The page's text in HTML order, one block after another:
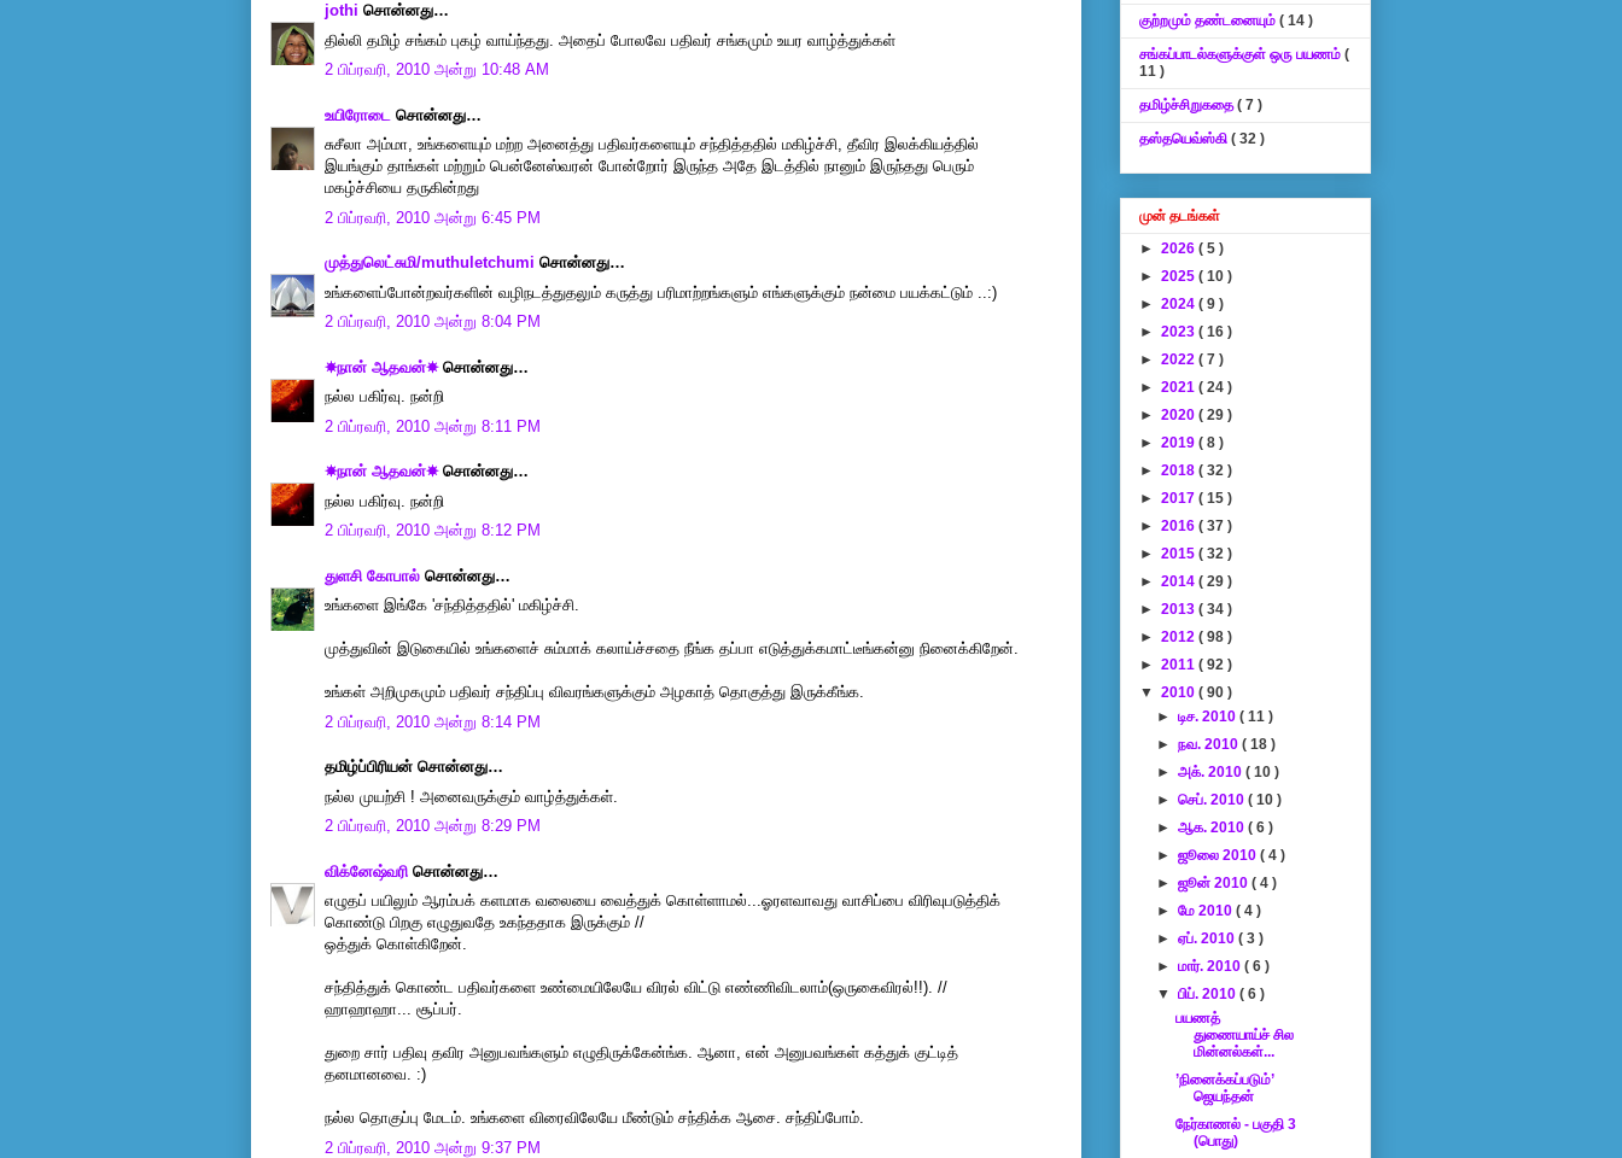
jothi சொன்னது…
தில்லி தமிழ் சங்கம் புகழ் வாய்ந்தது. அதைப் போலவே பதிவர் சங்கமும் உயர வாழ்த்துக்கள்
2 பிப்ரவரி, 2010 அன்று 10:48 AM
உயிரோடை சொன்னது…
சுசீலா அம்மா, உங்க‌ளையும் ம‌ற்ற‌ அனைத்து ப‌திவ‌ர்க‌ளையும் ச‌ந்தித்த‌தில் ம‌கிழ்ச்சி, தீவிர‌ இல‌க்கிய‌த்தில்
இய‌ங்கும் தாங்க‌ள் ம‌ற்றும் பென்னேஸ்வ‌ர‌ன் போன்றோர் இருந்த‌ அதே இட‌த்தில் நானும் இருந்த‌து பெரும்
ம‌க‌ழ்ச்சியை த‌ருகின்ற‌து
2 பிப்ரவரி, 2010 அன்று 6:45 PM
முத்துலெட்சுமி/muthuletchumi சொன்னது…
உங்களைப்போன்றவர்களின் வழிநடத்துதலும் கருத்து பரிமாற்றங்களும் எங்களுக்கும் நன்மை பயக்கட்டும் ..:)
2 பிப்ரவரி, 2010 அன்று 8:04 PM
☀நான் ஆதவன்☀ சொன்னது…
நல்ல பகிர்வு. நன்றி
2 பிப்ரவரி, 2010 அன்று 8:11 PM
☀நான் ஆதவன்☀ சொன்னது…
நல்ல பகிர்வு. நன்றி
2 பிப்ரவரி, 2010 அன்று 8:12 PM
துளசி கோபால் சொன்னது…
உங்களை இங்கே 'சந்தித்ததில்' மகிழ்ச்சி.
முத்துவின் இடுகையில் உங்களைச் சும்மாக் கலாய்ச்சதை நீங்க தப்பா எடுத்துக்கமாட்டீங்கன்னு நினைக்கிறேன்.
உங்கள் அறிமுகமும் பதிவர் சந்திப்பு விவரங்களுக்கும் அழகாத் தொகுத்து இருக்கீங்க.
2 பிப்ரவரி, 2010 அன்று 8:14 PM
தமிழ்ப்பிரியன் சொன்னது…
நல்ல முயற்சி ! அனைவருக்கும் வாழ்த்துக்கள்.
2 பிப்ரவரி, 2010 அன்று 8:29 PM
விக்னேஷ்வரி சொன்னது…
எழுதப் பயிலும் ஆரம்பக் களமாக வலையை வைத்துக் கொள்ளாமல்...ஓரளவாவது வாசிப்பை விரிவுபடுத்திக்
கொண்டு பிறகு எழுதுவதே உகந்ததாக இருக்கும் //
ஒத்துக் கொள்கிறேன்.
சந்தித்துக் கொண்ட பதிவர்களை உண்மையிலேயே விரல் விட்டு எண்ணிவிடலாம்(ஒருகைவிரல்!!). //
ஹாஹாஹா... சூப்பர்.
துறை சார் பதிவு தவிர அனுபவங்களும் எழுதிருக்கேன்ங்க. ஆனா, என் அனுபவங்கள் கத்துக் குட்டித்
தனமானவை. :)
நல்ல தொகுப்பு மேடம். உங்களை விரைவிலேயே மீண்டும் சந்திக்க ஆசை. சந்திப்போம்.
2 பிப்ரவரி, 2010 அன்று 9:37 PM
குற்றமும் தண்டனையும் ( 14 )
சங்கப்பாடல்களுக்குள் ஒரு பயணம் (
11 )
தமிழ்ச்சிறுகதை( 7 )
தஸ்தயெவ்ஸ்கி ( 32 )
முன் தடங்கள்
► 2026 ( 5 )
► 2025 ( 10 )
► 2024 ( 9 )
► 2023 ( 16 )
► 2022 ( 7 )
► 2021 ( 24 )
► 2020 ( 29 )
► 2019 ( 8 )
► 2018 ( 32 )
► 2017 ( 15 )
► 2016 ( 37 )
► 2015 ( 32 )
► 2014 ( 29 )
► 2013 ( 34 )
► 2012 ( 98 )
► 2011 ( 92 )
▼ 2010 ( 90 )
►டிச. 2010( 11 )
►நவ. 2010( 18 )
►அக். 2010( 10 )
►செப். 2010( 10 )
►ஆக. 2010( 6 )
►ஜூலை 2010( 4 )
►ஜூன் 2010( 4 )
►மே 2010( 4 )
►ஏப். 2010( 3 )
►மார். 2010( 6 )
▼பிப். 2010( 6 )
பயணத்
துணையாய்ச் சில
மின்னல்கள்...
’நினைக்கப்படும்’
ஜெயந்தன்
நேர்காணல் - பகுதி 3
(பொது)